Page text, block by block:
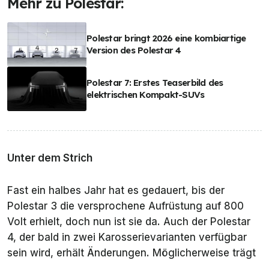
Polestar bringt 2026 eine kombiartige
Version des Polestar 4
Polestar 7: Erstes Teaserbild des
elektrischen Kompakt-SUVs
Unter dem Strich
Fast ein halbes Jahr hat es gedauert, bis der
Polestar 3 die versprochene Aufrüstung auf 800
Volt erhielt, doch nun ist sie da. Auch der Polestar
4, der bald in zwei Karosserievarianten verfügbar
sein wird, erhält Änderungen. Möglicherweise trägt